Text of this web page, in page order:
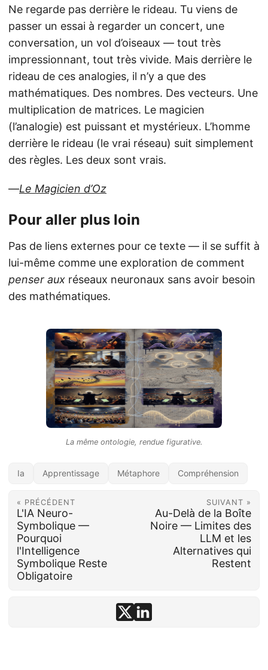
Ne regarde pas derrière le rideau. Tu viens de
passer un essai à regarder un concert, une
conversation, un vol d’oiseaux — tout très
impressionnant, tout très vivide. Mais derrière le
rideau de ces analogies, il n’y a que des
mathématiques. Des nombres. Des vecteurs. Une
multiplication de matrices. Le magicien
(l’analogie) est puissant et mystérieux. L’homme
derrière le rideau (le vrai réseau) suit simplement
des règles. Les deux sont vrais.
—Le Magicien d’Oz
Pour aller plus loin
Pas de liens externes pour ce texte — il se suffit à
lui-même comme une exploration de comment
penser aux réseaux neuronaux sans avoir besoin
des mathématiques.
La même ontologie, rendue figurative.
Ia Apprentissage Métaphore Compréhension
« PRÉCÉDENT
L'IA Neuro-
Symbolique —
Pourquoi
l'Intelligence
Symbolique Reste
Obligatoire
SUIVANT »
Au-Delà de la Boîte
Noire — Limites des
LLM et les
Alternatives qui
Restent